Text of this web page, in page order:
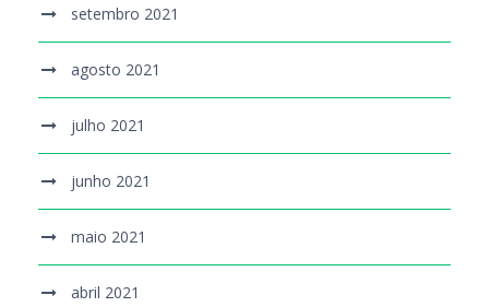
setembro 2021
agosto 2021
julho 2021
junho 2021
maio 2021
abril 2021